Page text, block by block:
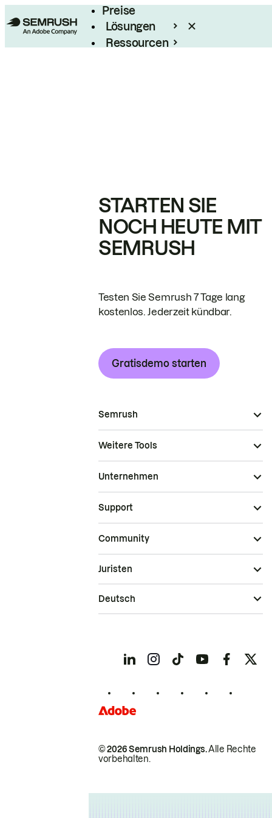
Preise
Lösungen
Ressourcen
STARTEN SIE
NOCH HEUTE MIT
SEMRUSH
Testen Sie Semrush 7 Tage lang
kostenlos. Jederzeit kündbar.
Gratisdemo starten
Semrush
Weitere Tools
Unternehmen
Support
Community
© 2026 Semrush Holdings.Alle Rechte
vorbehalten.
Juristen
Deutsch